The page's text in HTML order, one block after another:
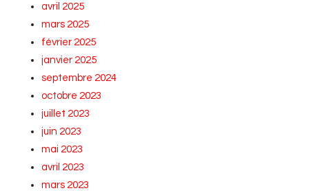
avril 2025
mars 2025
février 2025
janvier 2025
septembre 2024
octobre 2023
juillet 2023
juin 2023
mai 2023
avril 2023
mars 2023